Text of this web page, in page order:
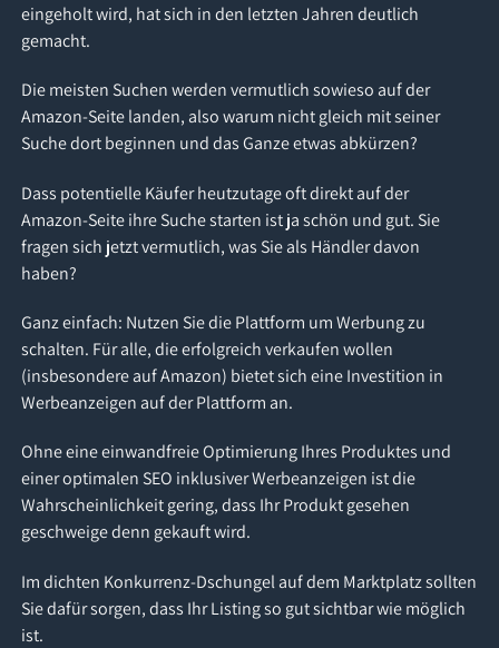
eingeholt wird, hat sich in den letzten Jahren deutlich
gemacht.
Die meisten Suchen werden vermutlich sowieso auf der
Amazon-Seite landen, also warum nicht gleich mit seiner
Suche dort beginnen und das Ganze etwas abkürzen?
Dass potentielle Käufer heutzutage oft direkt auf der
Amazon-Seite ihre Suche starten ist ja schön und gut. Sie
fragen sich jetzt vermutlich, was Sie als Händler davon
haben?
Ganz einfach: Nutzen Sie die Plattform um Werbung zu
schalten. Für alle, die erfolgreich verkaufen wollen
(insbesondere auf Amazon) bietet sich eine Investition in
Werbeanzeigen auf der Plattform an.
Ohne eine einwandfreie Optimierung Ihres Produktes und
einer optimalen SEO inklusiver Werbeanzeigen ist die
Wahrscheinlichkeit gering, dass Ihr Produkt gesehen
geschweige denn gekauft wird.
Im dichten Konkurrenz-Dschungel auf dem Marktplatz sollten
Sie dafür sorgen, dass Ihr Listing so gut sichtbar wie möglich
ist.